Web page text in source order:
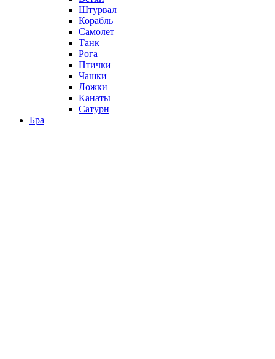
Штурвал
Корабль
Самолет
Танк
Рога
Птички
Чашки
Ложки
Канаты
Сатурн
Бра